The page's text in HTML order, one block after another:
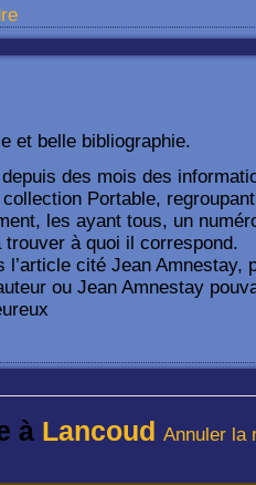
et belle bibliographie.
des mois des
Portable,
les ayant tous, un
trouver à quoi il correspond.
l’article cité Jean Amnestay,
ou Jean Amnestay
à Lancoud Annuler la